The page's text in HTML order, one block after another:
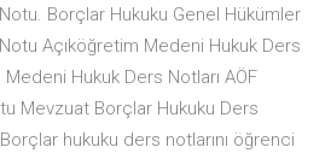
Borçlar Hukuku Genel Hükümler
Açıköğretim Medeni Hukuk Ders
Medeni Hukuk Ders Notları AÖF
Mevzuat Borçlar Hukuku Ders
hukuku ders notlarını öğrenci